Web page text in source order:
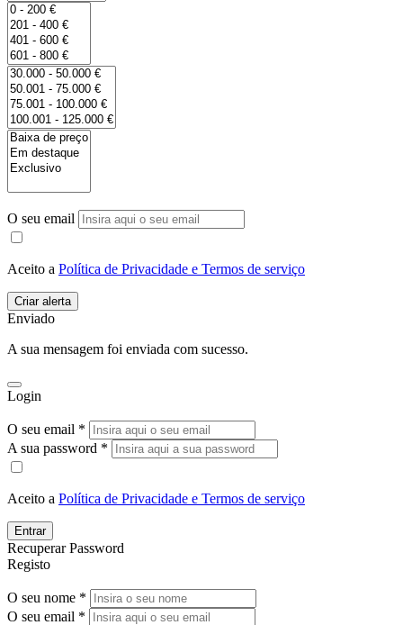
O seu email
Aceito a Política de Privacidade e Termos de serviço
Enviado
A sua mensagem foi enviada com sucesso.
Login
O seu email *
A sua password *
Aceito a Política de Privacidade e Termos de serviço
Entrar
Recuperar Password
Registo
O seu nome *
O seu email *